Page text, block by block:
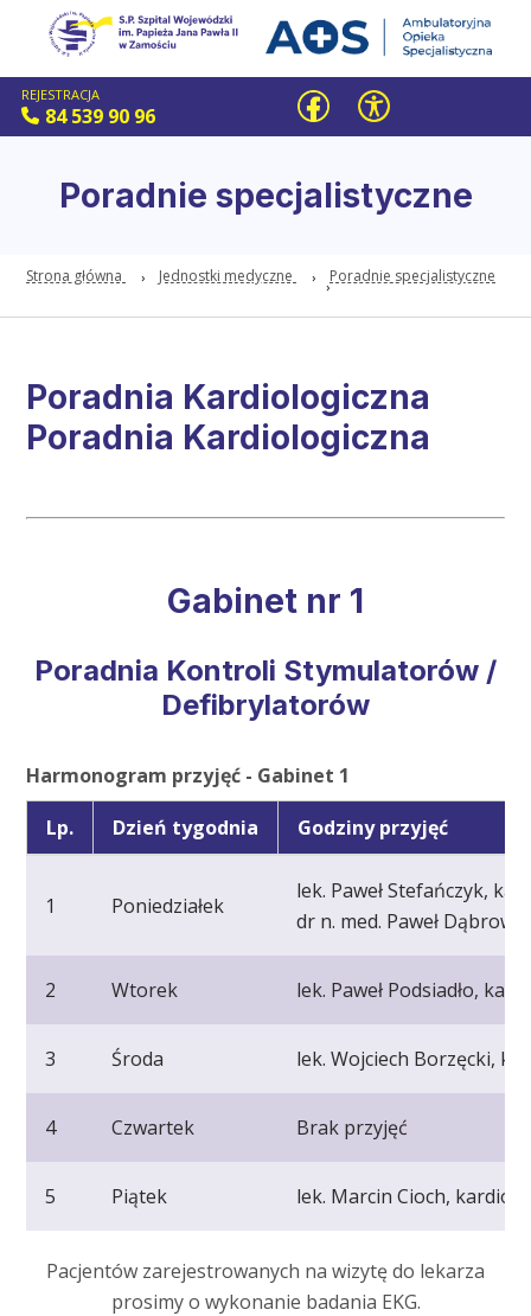
REJESTRACJA
84 539 90 96
Poradnie specjalistyczne
Strona główna Jednostki medyczne Poradnie specjalistyczne
Poradnia Kardiologiczna
Poradnia Kardiologiczna
Gabinet nr 1
Poradnia Kontroli Stymulatorów /
Defibrylatorów
Harmonogram przyjęć - Gabinet 1
Lp.
Dzień tygodnia Godziny przyjęć
1 Poniedziałek
lek. Paweł Stefańczyk,
dr n. med. Paweł
2 Wtorek lek. Paweł Podsiadło,
3 Środa lek. Wojciech Borzęcki,
4 Czwartek Brak przyjęć
5 Piątek lek. Marcin Cioch,
Pacjentów zarejestrowanych na wizytę do lekarza
prosimy o wykonanie badania EKG.